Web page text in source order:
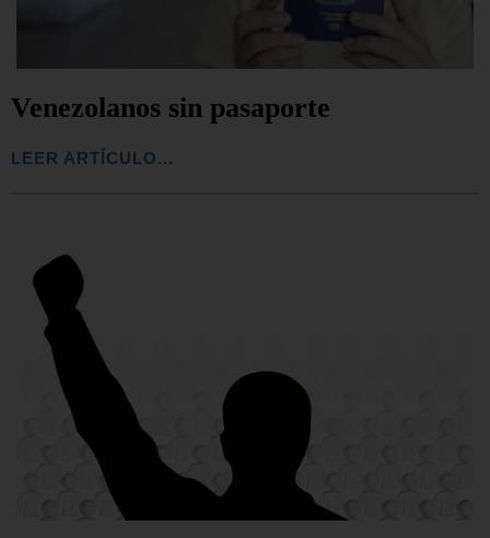
Venezolanos sin pasaporte
LEER ARTÍCULO...